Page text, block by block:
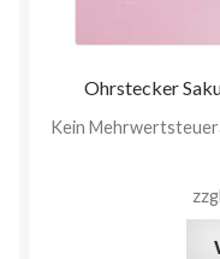
Ohrstecker
Kein